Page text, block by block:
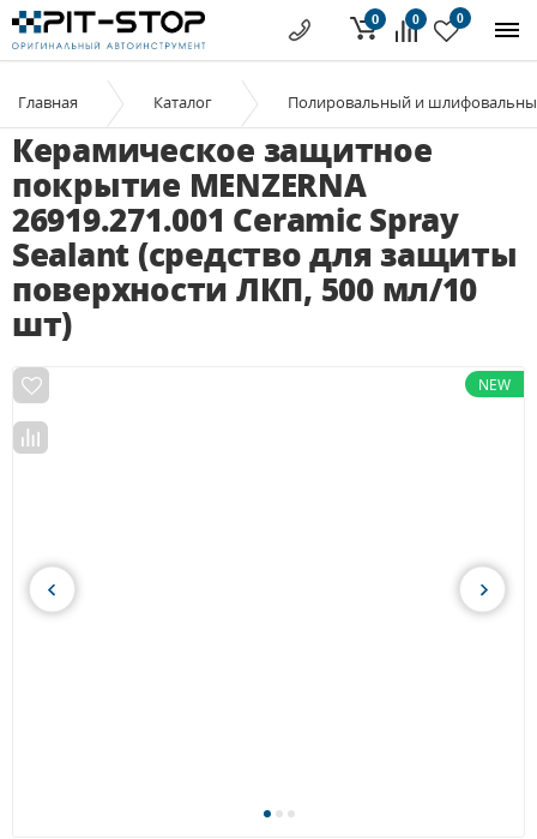
0 0
0
Главная Каталог Полировальный и
Керамическое защитное
покрытие MENZERNA
26919.271.001 Ceramic Spray
Sealant (средство для защиты
поверхности ЛКП, 500 мл/10
шт)
NEW